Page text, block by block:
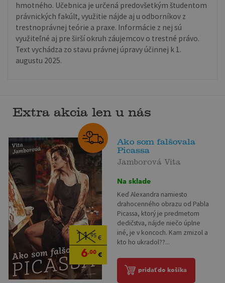
hmotného. Učebnica je určená predovšetkým študentom
právnických fakúlt, využitie nájde aj u odborníkov z
trestnoprávnej teórie a praxe. Informácie z nej sú
využiteľné aj pre širší okruh záujemcov o trestné právo.
Text vychádza zo stavu právnej úpravy účinnej k 1.
augustu 2025.
Extra akcia len u nás
11,95€
6,00€
Ako som falšovala
Picassa
Jamborová Vita
Na sklade
Keď Alexandra namiesto
drahocenného obrazu od Pabla
Picassa, ktorý je predmetom
dedičstva, nájde niečo úplne
iné, je v koncoch. Kam zmizol a
kto ho ukradol??...
pridať do košíka